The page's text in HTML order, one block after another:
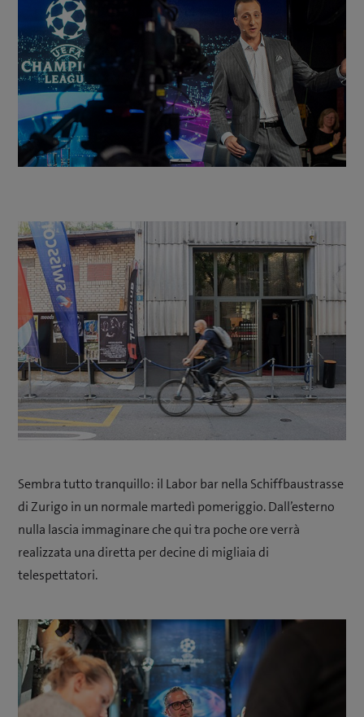
Sembra tutto tranquillo: il Labor bar nella Schiffbaustrasse
di Zurigo in un normale martedì pomeriggio. Dall’esterno
nulla lascia immaginare che qui tra poche ore verrà
realizzata una diretta per decine di migliaia di
telespettatori.